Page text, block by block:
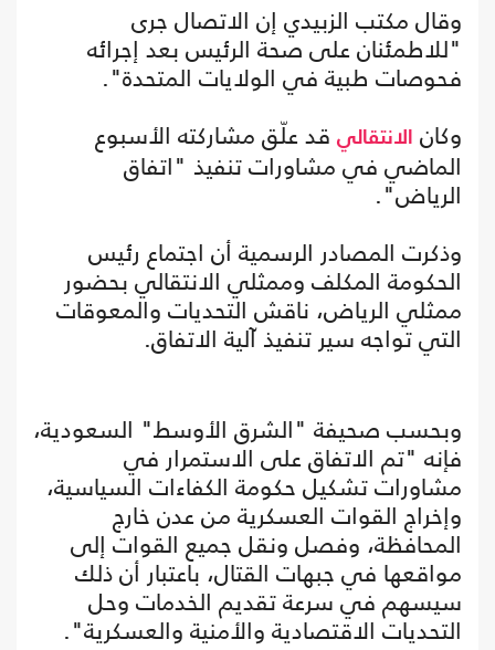
وقال مكتب الزبيدي إن الاتصال جرى
"للاطمئنان على صحة الرئيس بعد إجرائه
فحوصات طبية في الولايات المتحدة".
وكان
الانتقالي قد علّق مشاركته الأسبوع
الماضي في مشاورات تنفيذ "اتفاق
الرياض".
وذكرت المصادر الرسمية أن اجتماع رئيس
الحكومة المكلف وممثلي الانتقالي بحضور
ممثلي الرياض، ناقش التحديات والمعوقات
التي تواجه سير تنفيذ آلية الاتفاق.
وبحسب صحيفة "الشرق الأوسط" السعودية،
فإنه "تم الاتفاق على الاستمرار في
مشاورات تشكيل حكومة الكفاءات السياسية،
وإخراج القوات العسكرية من عدن خارج
المحافظة، وفصل ونقل جميع القوات إلى
مواقعها في جبهات القتال، باعتبار أن ذلك
سيسهم في سرعة تقديم الخدمات وحل
التحديات الاقتصادية والأمنية والعسكرية".